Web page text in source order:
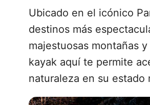
Ubicado en el icónico
destinos más
majestuosas montañas
kayak aquí te permite
naturaleza en su estado